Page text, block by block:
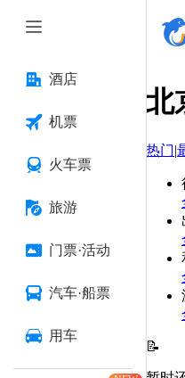
酒店
机票
火车票
旅游
门票·活动
汽车·船票
用车
北
热门|
📝